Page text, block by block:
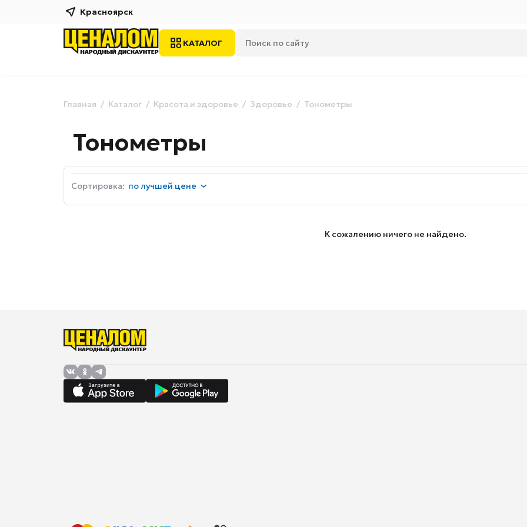
Красноярск
КАТАЛОГ
Главная Каталог Красота и здоровье Здоровье Тонометры
Тонометры
Сортировка: получшей цене
К сожалению ничего не найдено.